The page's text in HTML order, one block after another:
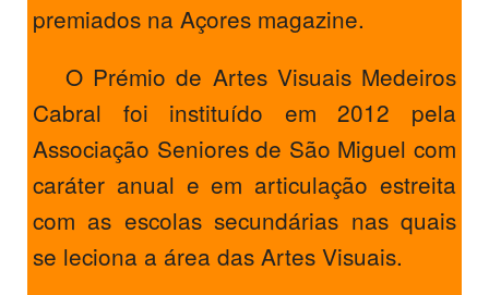
premiados na Açores magazine.
O Prémio de Artes Visuais Medeiros
Cabral foi instituído em 2012 pela
Associação Seniores de São Miguel com
caráter anual e em articulação estreita
com as escolas secundárias nas quais
se leciona a área das Artes Visuais.